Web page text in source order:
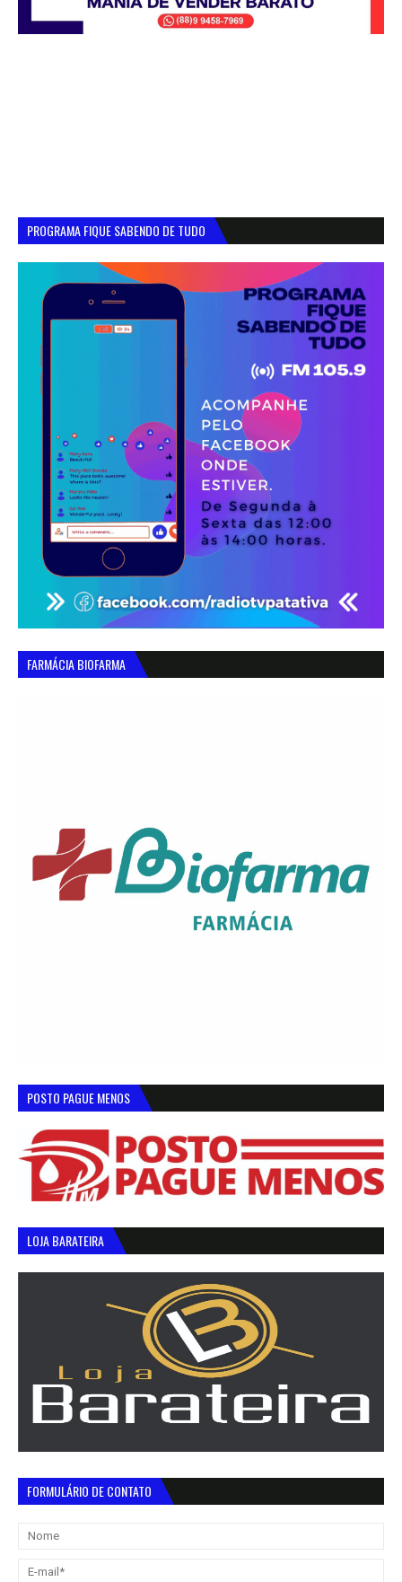
PROGRAMA FIQUE SABENDO DE TUDO
FARMÁCIA BIOFARMA
POSTO PAGUE MENOS
LOJA BARATEIRA
FORMULÁRIO DE CONTATO